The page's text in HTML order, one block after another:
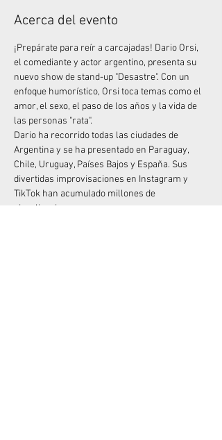
Acerca del evento
¡Prepárate para reír a carcajadas! Dario Orsi,
el comediante y actor argentino, presenta su
nuevo show de stand-up "Desastre". Con un
enfoque humorístico, Orsi toca temas como el
amor, el sexo, el paso de los años y la vida de
las personas "rata".
Dario ha recorrido todas las ciudades de
Argentina y se ha presentado en Paraguay,
Chile, Uruguay, Países Bajos y España. Sus
divertidas improvisaciones en Instagram y
TikTok han acumulado millones de
visualizaciones.